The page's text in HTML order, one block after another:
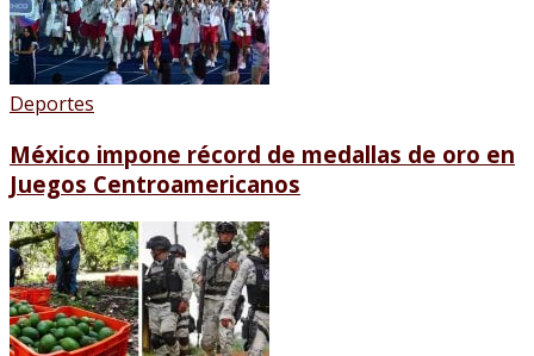
Deportes
México impone récord de medallas de oro en
Juegos Centroamericanos